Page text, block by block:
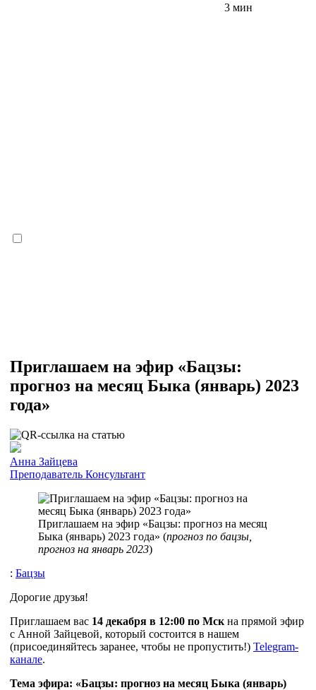
3 мин
Приглашаем на эфир «Бацзы:
прогноз на месяц Быка (январь) 2023
года»
Анна Зайцева
Преподаватель Консультант
Приглашаем на эфир «Бацзы: прогноз на месяц
Быка (январь) 2023 года» (прогноз по бацзы,
прогноз на январь 2023)
: Бацзы
Дорогие друзья!
Приглашаем вас 14 декабря в 12:00 по Мск на прямой эфир
с Анной Зайцевой, который состоится в нашем
(присоединяйтесь заранее, чтобы не пропустить!) Telegram-
канале.
Тема эфира: «Бацзы: прогноз на месяц Быка (январь)